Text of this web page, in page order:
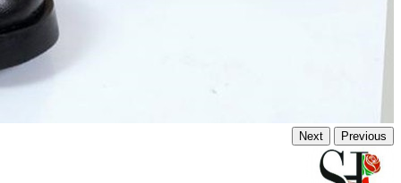
Previous
Next